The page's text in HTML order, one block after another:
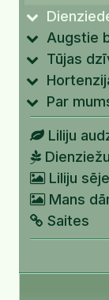
Augstie
Tūjas
Par
Liliju
Liliju
Mans
Saites